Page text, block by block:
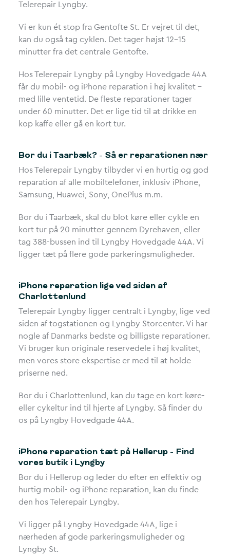
Telerepair Lyngby.
Vi er kun ét stop fra Gentofte St. Er vejret til det,
kan du også tag cyklen. Det tager højst 12-15
minutter fra det centrale Gentofte.
Hos Telerepair Lyngby på Lyngby Hovedgade 44A
får du mobil- og iPhone reparation i høj kvalitet –
med lille ventetid. De fleste reparationer tager
under 60 minutter. Det er lige tid til at drikke en
kop kaffe eller gå en kort tur.
Bor du i Taarbæk? – Så er reparationen nær
Hos Telerepair Lyngby tilbyder vi en hurtig og god
reparation af alle mobiltelefoner, inklusiv iPhone,
Samsung, Huawei, Sony, OnePlus m.m.
Bor du i Taarbæk, skal du blot køre eller cykle en
kort tur på 20 minutter gennem Dyrehaven, eller
tag 388-bussen ind til Lyngby Hovedgade 44A. Vi
ligger tæt på flere gode parkeringsmuligheder.
iPhone reparation lige ved siden af
Charlottenlund
Telerepair Lyngby ligger centralt i Lyngby, lige ved
siden af togstationen og Lyngby Storcenter. Vi har
nogle af Danmarks bedste og billigste reparationer.
Vi bruger kun originale reservedele i høj kvalitet,
men vores store ekspertise er med til at holde
priserne ned.
Bor du i Charlottenlund, kan du tage en kort køre-
eller cykeltur ind til hjerte af Lyngby. Så finder du
os på Lyngby Hovedgade 44A.
iPhone reparation tæt på Hellerup – Find
vores butik i Lyngby
Bor du i Hellerup og leder du efter en effektiv og
hurtig mobil- og iPhone reparation, kan du finde
den hos Telerepair Lyngby.
Vi ligger på Lyngby Hovedgade 44A, lige i
nærheden af gode parkeringsmuligheder og
Lyngby St.